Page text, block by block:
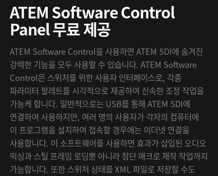
ATEM SoftwareControl
Panel 무료 제공
ATEM Software Control을 사용하면 ATEM SDI에 숨겨진
강력한 기능을 모두 사용할 수 있습니다. ATEM Software
Control은 스위처를 위한 사용자 인터페이스로, 각종
파라미터 팔레트를 시각적으로 제공하여 신속한 조정 작업을
가능케 합니다. 일반적으로는 USB를 통해 ATEM SDI에
연결하여 사용하지만, 여러 명의 사용자가 각자의 컴퓨터에
이 프로그램을 설치하여 접속할 경우에는 이더넷 연결을
사용합니다. 이 소프트웨어를 사용하면 효과가 삽입된 오디오
믹싱과 스틸 프레임 로딩뿐 아니라 첨단 매크로 제작 작업까지
가능합니다. 또한 스위처 상태를 XML 파일로 저장할 수도